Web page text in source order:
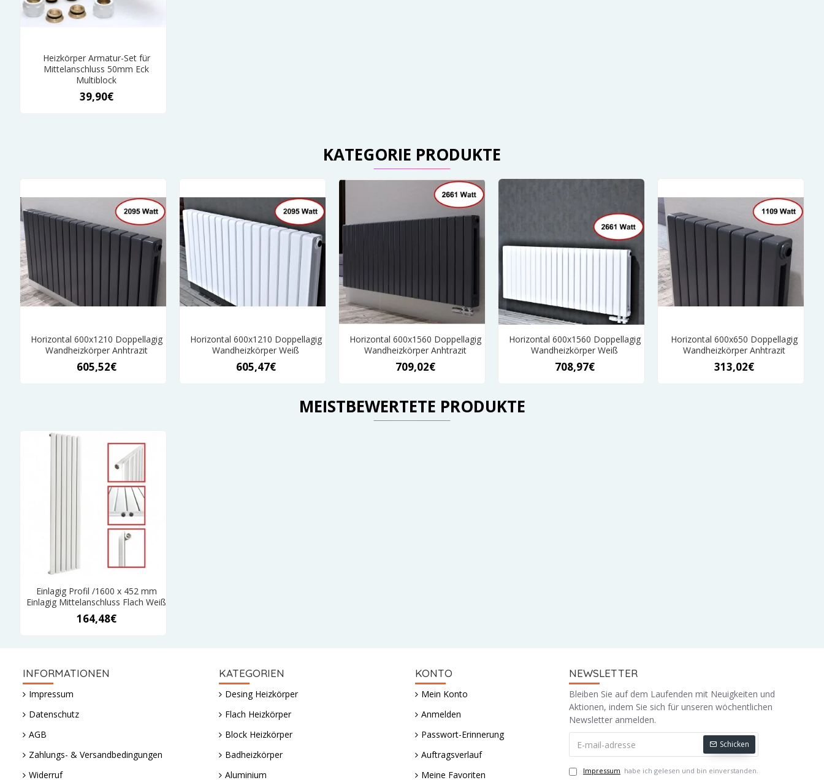
Heizkörper Armatur-Set für
Mittelanschluss 50mm Eck
Multiblock
39,90€
KATEGORIE PRODUKTE
Horizontal 600x1210 Doppellagig
Wandheizkörper Anhtrazit
605,52€
Horizontal 600x1210 Doppellagig
Wandheizkörper Weiß
605,47€
Horizontal 600x1560 Doppellagig
Wandheizkörper Anhtrazit
709,02€
Horizontal 600x1560 Doppellagig
Wandheizkörper Weiß
708,97€
Horizontal 600x650 Doppellagig
Wandheizkörper Anhtrazit
313,02€
MEISTBEWERTETE PRODUKTE
Einlagig Profil /1600 x 452 mm
Einlagig Mittelanschluss Flach Weiß
164,48€
INFORMATIONEN
Impressum
Datenschutz
AGB
Zahlungs- & Versandbedingungen
Widerruf
KATEGORIEN
Desing Heizkörper
Flach Heizkörper
Block Heizkörper
Badheizkörper
Aluminium
KONTO
Mein Konto
Anmelden
Passwort-Erinnerung
Auftragsverlauf
Meine Favoriten
NEWSLETTER
Bleiben Sie auf dem Laufenden mit Neuigkeiten und
Aktionen, indem Sie sich für unseren wöchentlichen
Newsletter anmelden.
Schicken
Impressum habe ich gelesen und bin einverstanden.